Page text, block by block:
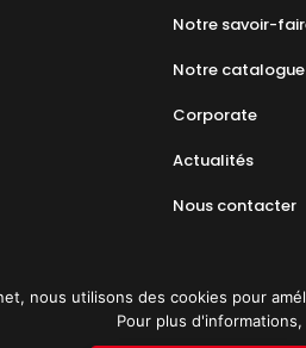
Notre savoir-
Notre catalogue
Corporate
Actualités
Nous contacter
nous utilisons des cookies pour
Pour plus